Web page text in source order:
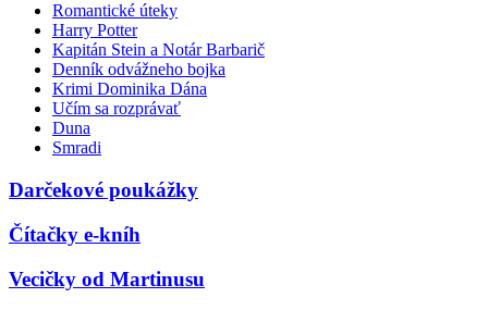
Romantické úteky
Harry Potter
Kapitán Stein a Notár Barbarič
Denník odvážneho bojka
Krimi Dominika Dána
Učím sa rozprávať
Duna
Smradi
Darčekové poukážky
Čítačky e-kníh
Vecičky od Martinusu